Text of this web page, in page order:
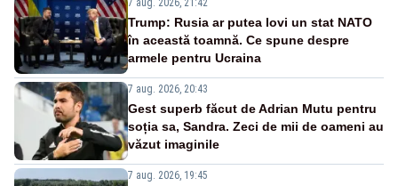
Trump: Rusia ar putea lovi un stat NATO
în această toamnă. Ce spune despre
armele pentru Ucraina
7 aug. 2026, 20:43
Gest superb făcut de Adrian Mutu pentru
soția sa, Sandra. Zeci de mii de oameni au
văzut imaginile
7 aug. 2026, 19:45